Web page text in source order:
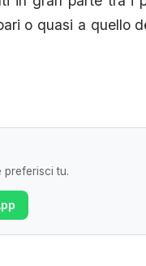
o quasi a quello
preferisci tu.